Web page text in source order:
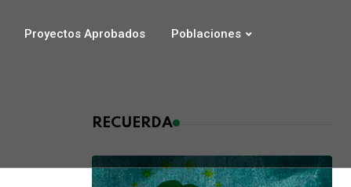
Proyectos Aprobados Poblaciones
RECUERDA